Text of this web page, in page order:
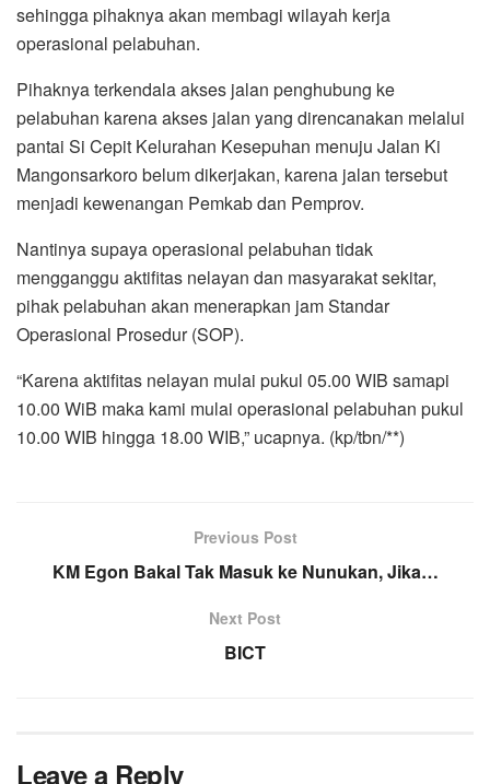
sehingga pihaknya akan membagi wilayah kerja
operasional pelabuhan.
Pihaknya terkendala akses jalan penghubung ke
pelabuhan karena akses jalan yang direncanakan melalui
pantai Si Cepit Kelurahan Kesepuhan menuju Jalan Ki
Mangonsarkoro belum dikerjakan, karena jalan tersebut
menjadi kewenangan Pemkab dan Pemprov.
Nantinya supaya operasional pelabuhan tidak
mengganggu aktifitas nelayan dan masyarakat sekitar,
pihak pelabuhan akan menerapkan jam Standar
Operasional Prosedur (SOP).
“Karena aktifitas nelayan mulai pukul 05.00 WIB samapi
10.00 WiB maka kami mulai operasional pelabuhan pukul
10.00 WIB hingga 18.00 WIB,” ucapnya. (kp/tbn/**)
Previous Post
KM Egon Bakal Tak Masuk ke Nunukan, Jika…
Next Post
BICT
Leave a Reply